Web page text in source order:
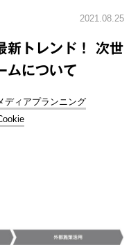
2021.08.25
新トレンド！ 次世
ムについて
ディアプランニング